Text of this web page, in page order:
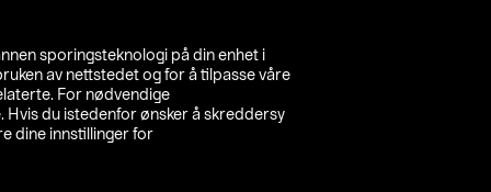
sporingsteknologi på din enhet i
av nettstedet og for å tilpasse våre
For nødvendige
Hvis du istedenfor ønsker å skreddersy
dine innstillinger for